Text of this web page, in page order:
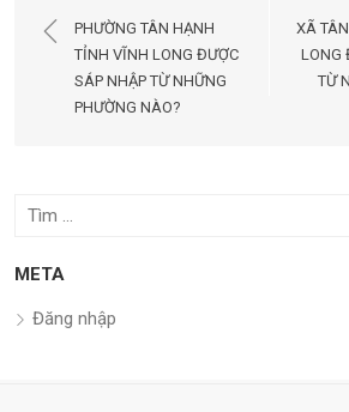
hướng
bài
viết
PHƯỜNG TÂN HẠNH
TỈNH VĨNH LONG ĐƯỢC
SÁP NHẬP TỪ NHỮNG
PHƯỜNG NÀO?
XÃ
LONG
TỪ
Tìm
quả
META
Đăng nhập